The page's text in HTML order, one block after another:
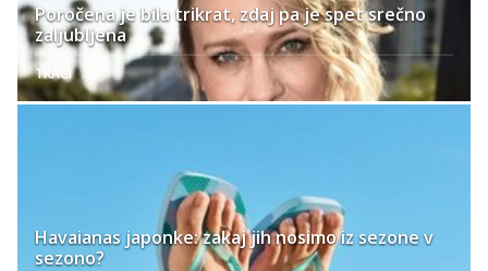
Poročena je bila trikrat, zdaj pa je spet srečno
zaljubljena
TRAČI
Havaianas japonke: zakaj jih nosimo iz sezone v
sezono?